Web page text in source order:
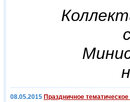
08.05.2015 Праздничное